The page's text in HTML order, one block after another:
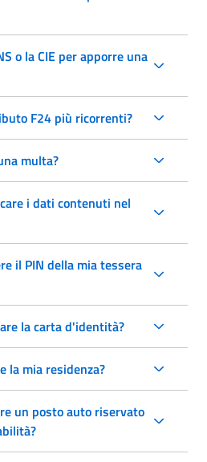
o la CIE per apporre una
F24 più ricorrenti?
multa?
i dati contenuti nel
il PIN della mia tessera
la carta d'identità?
la mia residenza?
un posto auto riservato